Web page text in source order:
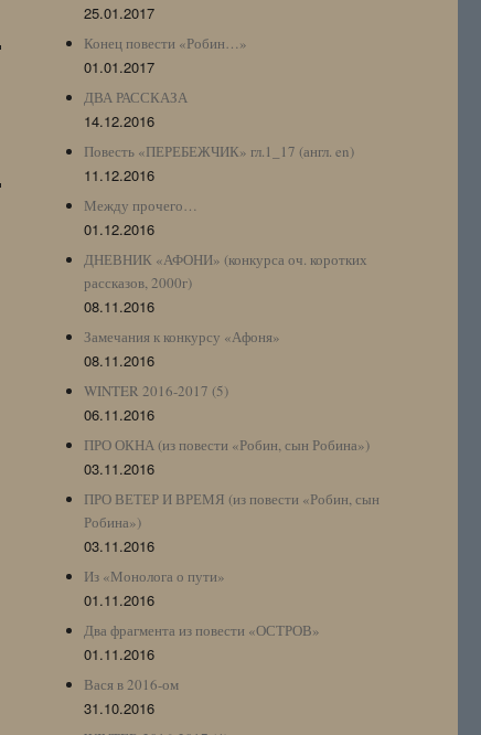
25.01.2017
Конец повести «Робин…»
01.01.2017
ДВА РАССКАЗА
14.12.2016
Повесть «ПЕРЕБЕЖЧИК» гл.1_17 (англ. en)
11.12.2016
Между прочего…
01.12.2016
ДНЕВНИК «АФОНИ» (конкурса оч. коротких
рассказов, 2000г)
08.11.2016
Замечания к конкурсу «Афоня»
08.11.2016
WINTER 2016-2017 (5)
06.11.2016
ПРО ОКНА (из повести «Робин, сын Робина»)
03.11.2016
ПРО ВЕТЕР И ВРЕМЯ (из повести «Робин, сын
Робина»)
03.11.2016
Из «Монолога о пути»
01.11.2016
Два фрагмента из повести «ОСТРОВ»
01.11.2016
Вася в 2016-ом
31.10.2016